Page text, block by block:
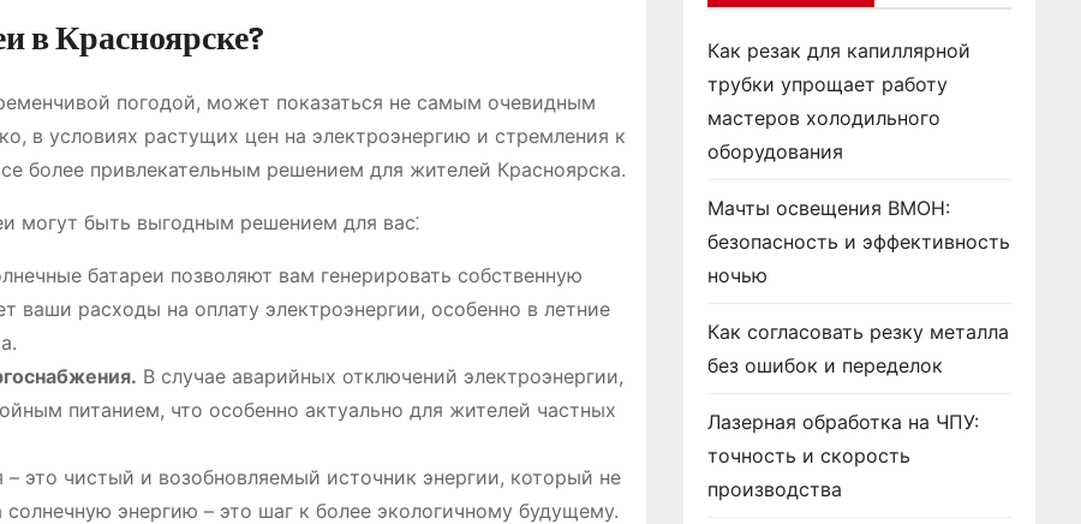
в Красноярске?
погодой, может показаться не самым очевидным
в условиях растущих цен на электроэнергию и стремления к
более привлекательным решением для жителей Красноярска.
могут быть выгодным решением для вас⁚
батареи позволяют вам генерировать собственную
ваши расходы на оплату электроэнергии, особенно в летние
В случае аварийных отключений электроэнергии,
питанием, что особенно актуально для жителей частных
– это чистый и возобновляемый источник энергии, который не
энергию – это шаг к более экологичному будущему.
Как резак для капиллярной
трубки упрощает работу
мастеров холодильного
оборудования
Мачты освещения ВМОН:
безопасность и эффективность
ночью
Как согласовать резку металла
без ошибок и переделок
Лазерная обработка на ЧПУ:
точность и скорость
производства